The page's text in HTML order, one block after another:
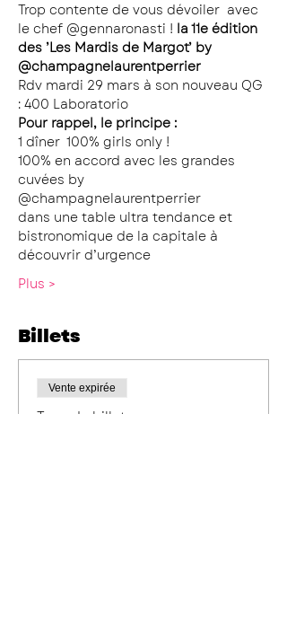
Trop contente de vous dévoiler avec
le chef @gennaronasti ! la 11e édition
des ’Les Mardis de Margot’ by
@champagnelaurentperrier
Rdv mardi 29 mars à son nouveau QG
: 400 Laboratorio
Pour rappel, le principe :
1 dîner  100% girls only !
100% en accord avec les grandes
cuvées by
@champagnelaurentperrier
dans une table ultra tendance et
bistronomique de la capitale à
découvrir d’urgence
Plus >
Billets
Vente expirée
Type de billet